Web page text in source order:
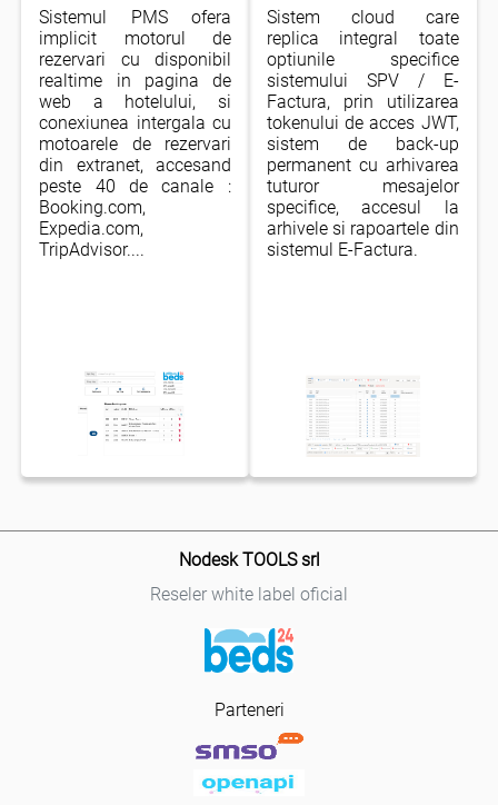
Sistemul PMS ofera
implicit motorul de
rezervari cu disponibil
realtime in pagina de
web a hotelului, si
conexiunea intergala cu
motoarele de rezervari
din extranet, accesand
peste 40 de canale :
Booking.com,
Expedia.com,
TripAdvisor....
Sistem cloud care
replica integral toate
optiunile specifice
sistemului SPV / E-
Factura, prin utilizarea
tokenului de acces JWT,
sistem de back-up
permanent cu arhivarea
tuturor mesajelor
specifice, accesul la
arhivele si rapoartele din
sistemul E-Factura.
Nodesk TOOLS srl
Reseler white label oficial
Parteneri